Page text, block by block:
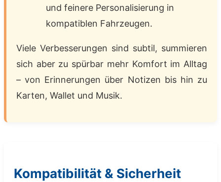
und feinere Personalisierung in
kompatiblen Fahrzeugen.
Viele Verbesserungen sind subtil, summieren
sich aber zu spürbar mehr Komfort im Alltag
– von Erinnerungen über Notizen bis hin zu
Karten, Wallet und Musik.
Kompatibilität & Sicherheit